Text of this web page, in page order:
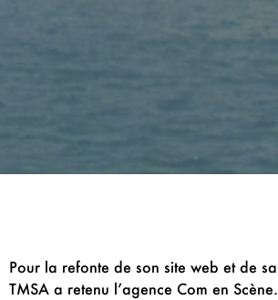
Pour la refonte de son site web et de
TMSA a retenu l’agence Com en Scène.